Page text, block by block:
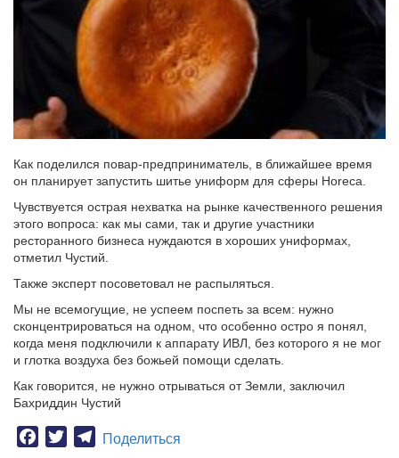
Как поделился повар-предприниматель, в ближайшее время
он планирует запустить шитье униформ для сферы Horeca.
Чувствуется острая нехватка на рынке качественного решения
этого вопроса: как мы сами, так и другие участники
ресторанного бизнеса нуждаются в хороших униформах,
отметил Чустий.
Также эксперт посоветовал не распыляться.
Мы не всемогущие, не успеем поспеть за всем: нужно
сконцентрироваться на одном, что особенно остро я понял,
когда меня подключили к аппарату ИВЛ, без которого я не мог
и глотка воздуха без божьей помощи сделать.
Как говорится, не нужно отрываться от Земли, заключил
Бахриддин Чустий
Facebook
TwitterTelegram
Поделиться